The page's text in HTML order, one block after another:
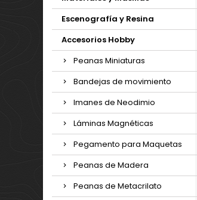
Escenografía y Resina
Accesorios Hobby
Peanas Miniaturas
Bandejas de movimiento
Imanes de Neodimio
Láminas Magnéticas
Pegamento para Maquetas
Peanas de Madera
Peanas de Metacrilato